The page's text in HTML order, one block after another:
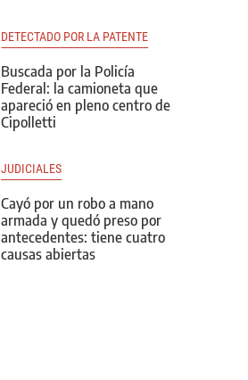
DETECTADO POR LA PATENTE
Buscada por la Policía
Federal: la camioneta que
apareció en pleno centro de
Cipolletti
JUDICIALES
Cayó por un robo a mano
armada y quedó preso por
antecedentes: tiene cuatro
causas abiertas